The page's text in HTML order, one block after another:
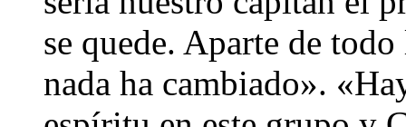
se quede. Aparte de
nada ha cambiado».